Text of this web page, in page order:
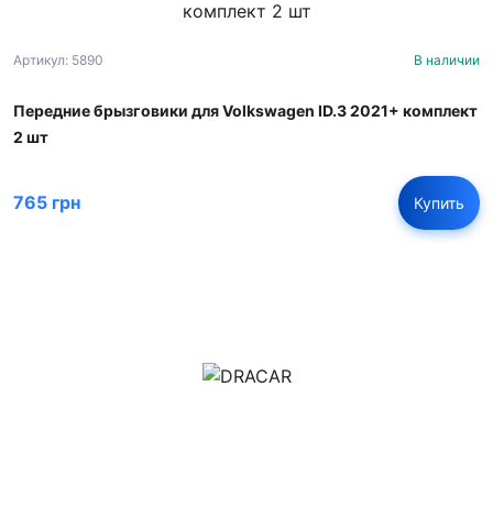
Артикул: 5890 В наличии
Передние брызговики для Volkswagen ID.3 2021+ комплект
2 шт
765 грн Купить